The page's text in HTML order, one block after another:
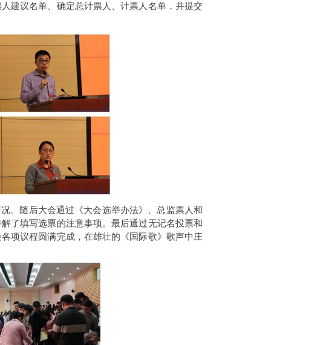
建议名单、确定总计票人、计票人名单，并提交
。随后大会通过《大会选举办法》、总监票人和
了填写选票的注意事项。最后通过无记名投票和
项议程圆满完成，在雄壮的《国际歌》歌声中庄